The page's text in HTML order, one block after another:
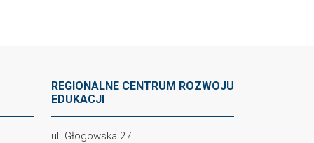
REGIONALNE CENTRUM ROZWOJU
EDUKACJI
ul. Głogowska 27